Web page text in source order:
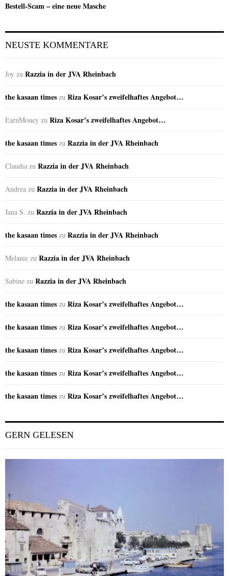
Bestell-Scam – eine neue Masche
NEUSTE KOMMENTARE
Joy zu Razzia in der JVA Rheinbach
the kasaan times zu Riza Kosar’s zweifelhaftes Angebot…
EarnMoney zu Riza Kosar’s zweifelhaftes Angebot…
the kasaan times zu Razzia in der JVA Rheinbach
Claudia zu Razzia in der JVA Rheinbach
Andrea zu Razzia in der JVA Rheinbach
Jana S. zu Razzia in der JVA Rheinbach
the kasaan times zu Razzia in der JVA Rheinbach
Melanie zu Razzia in der JVA Rheinbach
Sabine zu Razzia in der JVA Rheinbach
the kasaan times zu Riza Kosar’s zweifelhaftes Angebot…
the kasaan times zu Riza Kosar’s zweifelhaftes Angebot…
the kasaan times zu Riza Kosar’s zweifelhaftes Angebot…
the kasaan times zu Riza Kosar’s zweifelhaftes Angebot…
the kasaan times zu Riza Kosar’s zweifelhaftes Angebot…
GERN GELESEN